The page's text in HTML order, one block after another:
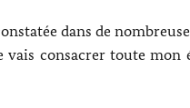
dans de
consacrer toute mon